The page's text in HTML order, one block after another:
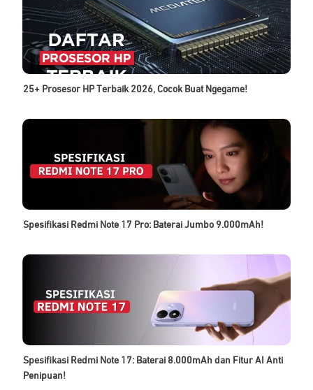
25+ Prosesor HP Terbaik 2026, Cocok Buat Ngegame!
Spesifikasi Redmi Note 17 Pro: Baterai Jumbo 9.000mAh!
Spesifikasi Redmi Note 17: Baterai 8.000mAh dan Fitur AI Anti
Penipuan!